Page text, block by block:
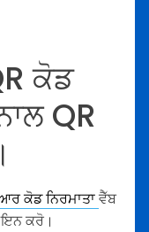
ਕੋਡ
QR
ਕੋਡ ਨਿਰਮਾਤਾਵੈੱਬ
ਕਰੋ।